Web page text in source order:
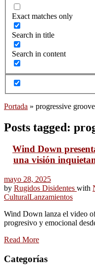
Exact matches only
Search in title
Search in content
Portada » progressive
Posts tagged:
Wind Down
una visión
mayo 28, 2025
by Rugidos Disidentes with
CulturalLanzamientos
Wind Down lanza el video
progresivo y emocional
Read More
Categorías